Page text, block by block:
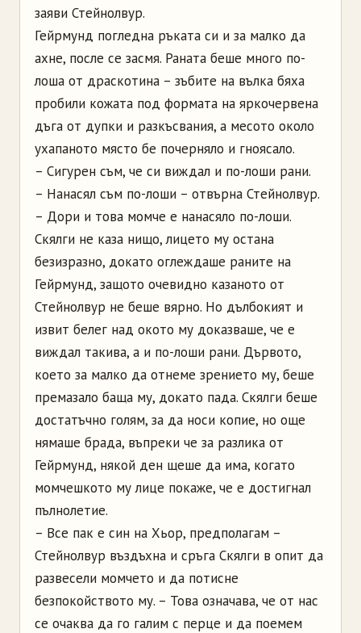
заяви Стейнолвур.
Гейрмунд погледна ръката си и за малко да
ахне, после се засмя. Раната беше много по-
лоша от драскотина – зъбите на вълка бяха
пробили кожата под формата на яркочервена
дъга от дупки и разкъсвания, а месото около
ухапаното място бе почерняло и гноясало.
– Сигурен съм, че си виждал и по-лоши рани.
– Нанасял съм по-лоши – отвърна Стейнолвур.
– Дори и това момче е нанасяло по-лоши.
Скялги не каза нищо, лицето му остана
безизразно, докато оглеждаше раните на
Гейрмунд, защото очевидно казаното от
Стейнолвур не беше вярно. Но дълбокият и
извит белег над окото му доказваше, че е
виждал такива, а и по-лоши рани. Дървото,
което за малко да отнеме зрението му, беше
премазало баща му, докато пада. Скялги беше
достатъчно голям, за да носи копие, но още
нямаше брада, въпреки че за разлика от
Гейрмунд, някой ден щеше да има, когато
момчешкото му лице покаже, че е достигнал
пълнолетие.
– Все пак е син на Хьор, предполагам –
Стейнолвур въздъхна и сръга Скялги в опит да
развесели момчето и да потисне
безпокойството му. – Това означава, че от нас
се очаква да го галим с перце и да поемем